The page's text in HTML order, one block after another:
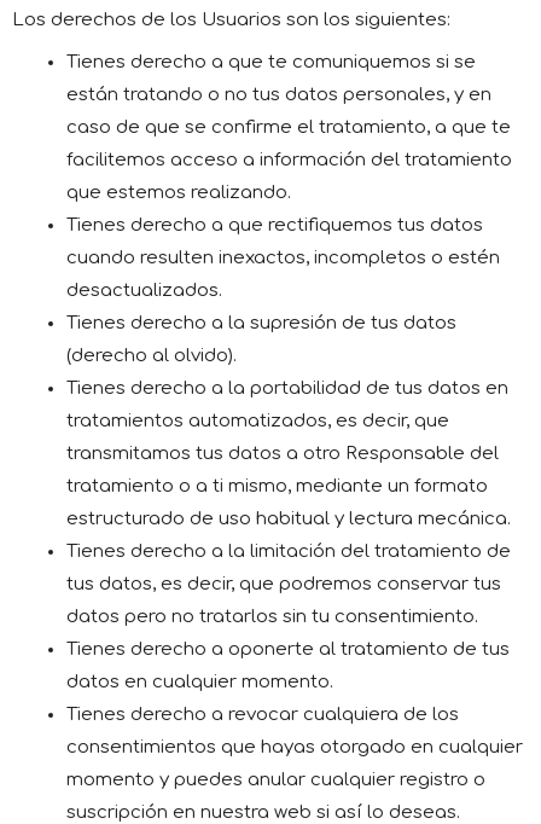
Los derechos de los Usuarios son los siguientes:
Tienes derecho a que te comuniquemos si se
están tratando o no tus datos personales, y en
caso de que se confirme el tratamiento, a que te
facilitemos acceso a información del tratamiento
que estemos realizando.
Tienes derecho a que rectifiquemos tus datos
cuando resulten inexactos, incompletos o estén
desactualizados.
Tienes derecho a la supresión de tus datos
(derecho al olvido).
Tienes derecho a la portabilidad de tus datos en
tratamientos automatizados, es decir, que
transmitamos tus datos a otro Responsable del
tratamiento o a ti mismo, mediante un formato
estructurado de uso habitual y lectura mecánica.
Tienes derecho a la limitación del tratamiento de
tus datos, es decir, que podremos conservar tus
datos pero no tratarlos sin tu consentimiento.
Tienes derecho a oponerte al tratamiento de tus
datos en cualquier momento.
Tienes derecho a revocar cualquiera de los
consentimientos que hayas otorgado en cualquier
momento y puedes anular cualquier registro o
suscripción en nuestra web si así lo deseas.